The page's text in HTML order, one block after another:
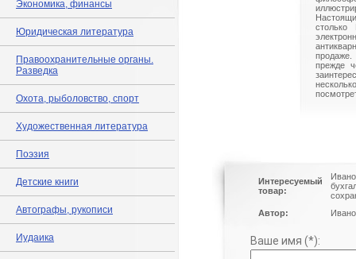
Экономика, финансы
Юридическая литература
Правоохранительные органы.
Разведка
Охота, рыболовство, спорт
Художественная литература
Поэзия
Детские книги
Автографы, рукописи
Иудаика
столько
прежде
Интересуемый
товар:
Автор:
Ваше имя (*):